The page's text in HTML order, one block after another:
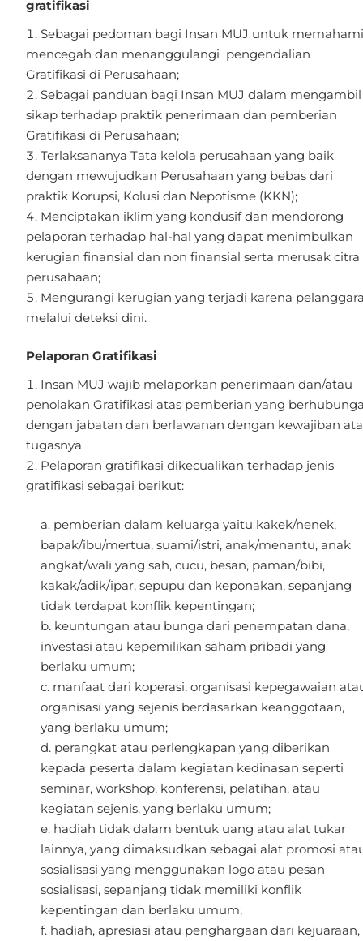
gratifikasi
Sebagai pedoman bagi Insan MUJ untuk
mencegah dan menanggulangi pengendalian
Gratifikasi di Perusahaan;
Sebagai panduan bagi Insan MUJ dalam mengambil
sikap terhadap praktik penerimaan dan pemberian
Gratifikasi di Perusahaan;
Terlaksananya Tata kelola perusahaan yang baik
dengan mewujudkan Perusahaan yang bebas dari
praktik Korupsi, Kolusi dan Nepotisme (KKN);
Menciptakan iklim yang kondusif dan mendorong
pelaporan terhadap hal-hal yang dapat menimbulkan
kerugian finansial dan non finansial serta merusak citra
perusahaan;
Mengurangi kerugian yang terjadi karena
melalui deteksi dini.
Pelaporan Gratifikasi
Insan MUJ wajib melaporkan penerimaan dan/atau
penolakan Gratifikasi atas pemberian yang
dengan jabatan dan berlawanan dengan kewajiban
tugasnya
Pelaporan gratifikasi dikecualikan terhadap jenis
gratifikasi sebagai berikut:
pemberian dalam keluarga yaitu kakek/nenek,
bapak/ibu/mertua, suami/istri, anak/menantu, anak
angkat/wali yang sah, cucu, besan, paman/bibi,
kakak/adik/ipar, sepupu dan keponakan, sepanjang
tidak terdapat konflik kepentingan;
keuntungan atau bunga dari penempatan dana,
investasi atau kepemilikan saham pribadi yang
berlaku umum;
manfaat dari koperasi, organisasi kepegawaian
organisasi yang sejenis berdasarkan keanggotaan,
yang berlaku umum;
perangkat atau perlengkapan yang diberikan
kepada peserta dalam kegiatan kedinasan seperti
seminar, workshop, konferensi, pelatihan, atau
kegiatan sejenis, yang berlaku umum;
hadiah tidak dalam bentuk uang atau alat tukar
lainnya, yang dimaksudkan sebagai alat promosi
sosialisasi yang menggunakan logo atau pesan
sosialisasi, sepanjang tidak memiliki konflik
kepentingan dan berlaku umum;
hadiah, apresiasi atau penghargaan dari kejuaraan,